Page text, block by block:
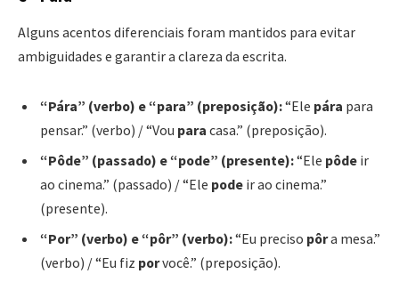
Alguns acentos diferenciais foram mantidos para evitar
ambiguidades e garantir a clareza da escrita.
“Pára” (verbo) e “para” (preposição):“Ele pára para
pensar.” (verbo) / “Vou para casa.” (preposição).
“Pôde” (passado) e “pode” (presente):“Ele pôde ir
ao cinema.” (passado) / “Ele pode ir ao cinema.”
(presente).
“Por” (verbo) e “pôr” (verbo):“Eu preciso pôra mesa.”
(verbo) / “Eu fiz porvocê.” (preposição).